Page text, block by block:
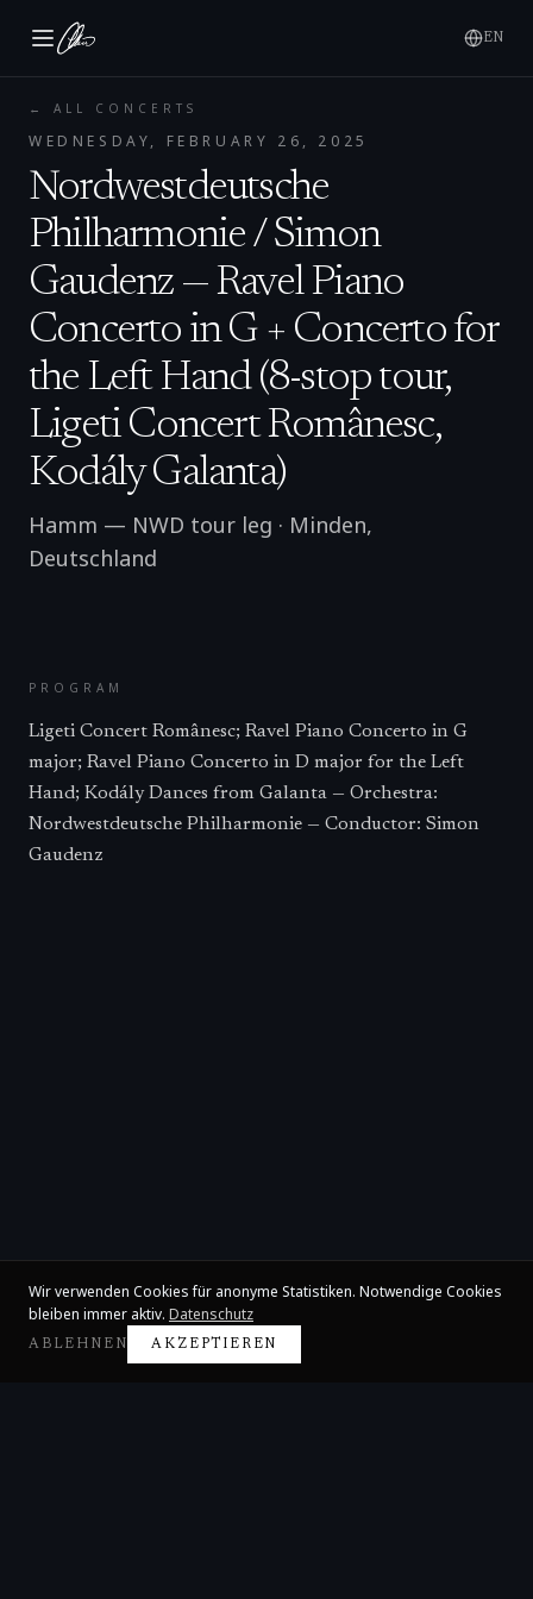
EN
← ALL CONCERTS
WEDNESDAY, FEBRUARY 26, 2025
Nordwestdeutsche
Philharmonie / Simon
Gaudenz — Ravel Piano
Concerto in G + Concerto for
the Left Hand (8-stop tour,
Ligeti Concert Românesc,
Kodály Galanta)
Hamm — NWD tour leg · Minden,
Deutschland
PROGRAM
Ligeti Concert Românesc; Ravel Piano Concerto in G
major; Ravel Piano Concerto in D major for the Left
Hand; Kodály Dances from Galanta — Orchestra:
Nordwestdeutsche Philharmonie — Conductor: Simon
Gaudenz
Wir verwenden Cookies für anonyme Statistiken. Notwendige Cookies
bleiben immer aktiv. Datenschutz
ABLEHNEN AKZEPTIEREN